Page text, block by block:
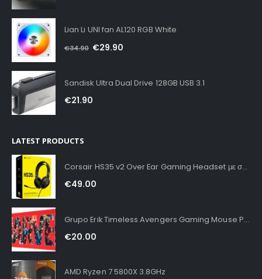
Lian Li UNI fan AL120 RGB White
€34.90 €29.90
Sandisk Ultra Dual Drive 128GB USB 3.1
€21.90
LATEST PRODUCTS
Corsair HS35 v2 Over Ear Gaming Headset με σύνδεση 3.5mm Carbon for PC / PS4 / XBOX
€49.00
Grupo Erik Timeless Avengers Gaming Mouse Pad XXL
€20.00
AMD Ryzen 7 5800X 3.8GHz